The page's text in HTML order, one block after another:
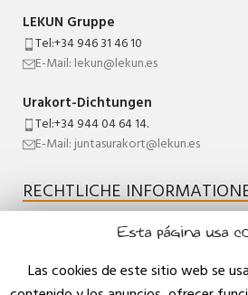
LEKUN Gruppe
Tel:+34 946 31 46 10
E-Mail: lekun@lekun.es
Urakort-Dichtungen
Tel:+34 944 04 64 14.
E-Mail: juntasurakort@lekun.es
RECHTLICHE
Rechtlicher Hinweis
Qualitätspolitik
Esta página usa
Las cookies de este sitio web se